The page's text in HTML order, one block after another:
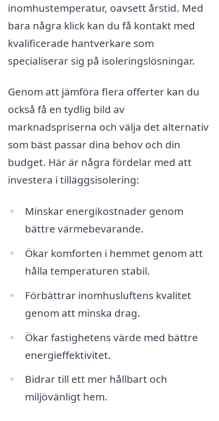
inomhustemperatur, oavsett årstid. Med
bara några klick kan du få kontakt med
kvalificerade hantverkare som
specialiserar sig på isoleringslösningar.
Genom att jämföra flera offerter kan du
också få en tydlig bild av
marknadspriserna och välja det alternativ
som bäst passar dina behov och din
budget. Här är några fördelar med att
investera i tilläggsisolering:
Minskar energikostnader genom
bättre värmebevarande.
Ökar komforten i hemmet genom att
hålla temperaturen stabil.
Förbättrar inomhusluftens kvalitet
genom att minska drag.
Ökar fastighetens värde med bättre
energieffektivitet.
Bidrar till ett mer hållbart och
miljövänligt hem.